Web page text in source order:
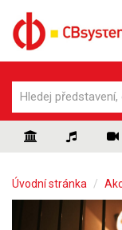
Úvodní stránka